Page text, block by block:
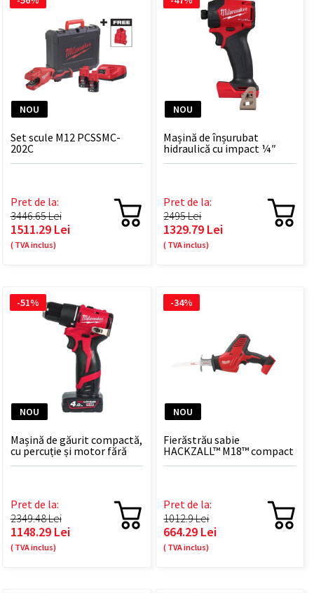
NOU
Set scule M12 PCSSMC-
202C
Pret de la:
3446.65 Lei
1511.29 Lei
( TVA inclus)
NOU
Mașină de înșurubat
hidraulică cu impact ¼″
Hex M18 FUEL™ SURGE™
Pret de la:
2495 Lei
1329.79 Lei
( TVA inclus)
NOU
Mașină de găurit compactă,
cu percuție și motor fără
perii M12™ M12 BLPDRC-
Pret de la:
2349.48 Lei
1148.29 Lei
( TVA inclus)
-51%
NOU
Fierăstrău sabie
HACKZALL™ M18™ compact
C18 HZ-0
Pret de la:
1012.9 Lei
664.29 Lei
( TVA inclus)
-34%